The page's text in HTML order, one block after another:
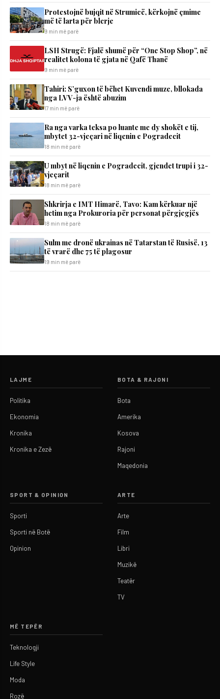
Protestojnë bujqit në Strumicë, kërkojnë çmime
më të larta për blerje
9 min më parë
LSH Strugë: Fjalë shumë për “One Stop Shop”, në
realitet kolona të gjata në Qafë Thanë
9 min më parë
Tahiri: S’guxon të bëhet Kuvendi muze, bllokada
nga LVV-ja është abuzim
17 min më parë
Ra nga varka teksa po luante me dy shokët e tij,
mbytet 32-vjeçari në liqenin e Pogradecit
18 min më parë
U mbyt në liqenin e Pogradecit, gjendet trupi i 32-
vjeçarit
18 min më parë
Shkrirja e IMT Himarë, Tavo: Kam kërkuar një
hetim nga Prokuroria për personat përgjegjës
18 min më parë
Sulm me dronë ukrainas në Tatarstan të Rusisë, 13
të vrarë dhe 75 të plagosur
19 min më parë
LAJME
Politika
Ekonomia
Kronika
Kronika e Zezë
BOTA & RAJONI
Bota
Amerika
Kosova
Rajoni
Maqedonia
SPORT & OPINION
Sporti
Sporti në Botë
Opinion
ARTE
Arte
Film
Libri
Muzikë
Teatër
TV
MË TEPËR
Teknologji
Life Style
Moda
Rozë